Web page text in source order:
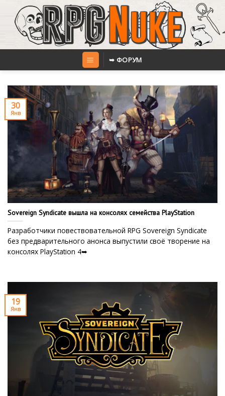
content
➥ ФОРУМ
Sovereign Syndicate вышла на консолях семейства PlayStation
Разработчики повествовательной RPG Sovereign Syndicate
без предварительного анонса выпустили своё творение на
консолях PlayStation 4➥
30
Янв
19
Янв